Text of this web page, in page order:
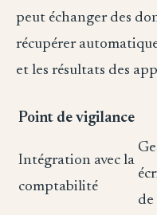
peut échanger des
récupérer
et les résultats des
Point de vigilance
Intégration avec la
comptabilité
de